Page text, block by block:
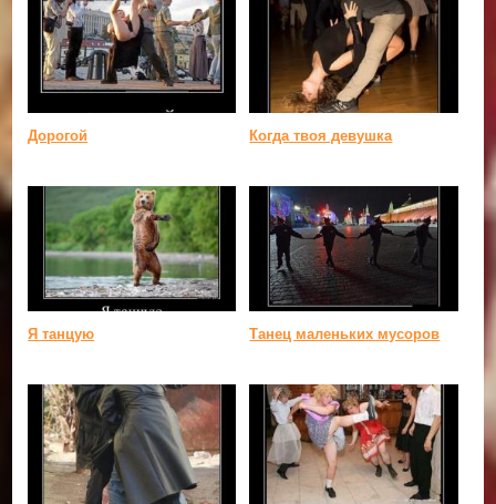
Дорогой Когда твоя девушка
Я танцую Танец маленьких мусоров